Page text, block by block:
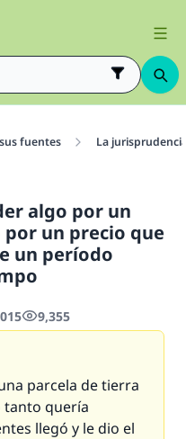
fuentes La
algo por un
un precio que
un período
9,355
parcela de tierra
tanto quería
llegó y le dio el